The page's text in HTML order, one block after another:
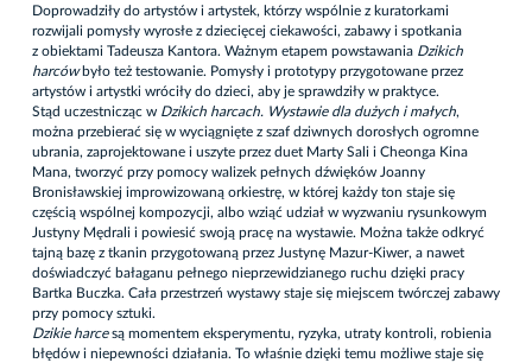
Doprowadziły do artystów i artystek, którzy wspólnie z kuratorkami
rozwijali pomysły wyrosłe z dziecięcej ciekawości, zabawy i spotkania
z obiektami Tadeusza Kantora. Ważnym etapem powstawania Dzikich
harcówbyło też testowanie. Pomysły i prototypy przygotowane przez
artystów i artystki wróciły do dzieci, aby je sprawdziły w praktyce.
Stąd uczestnicząc w Dzikich harcach. Wystawie dla dużych i małych,
można przebierać się w wyciągnięte z szaf dziwnych dorosłych ogromne
ubrania, zaprojektowane i uszyte przez duet Marty Sali i Cheonga Kina
Mana, tworzyć przy pomocy walizek pełnych dźwięków Joanny
Bronisławskiej improwizowaną orkiestrę, w której każdy ton staje się
częścią wspólnej kompozycji, albo wziąć udział w wyzwaniu rysunkowym
Justyny Mędrali i powiesić swoją pracę na wystawie. Można także odkryć
tajną bazę z tkanin przygotowaną przez Justynę Mazur-Kiwer, a nawet
doświadczyć bałaganu pełnego nieprzewidzianego ruchu dzięki pracy
Bartka Buczka. Cała przestrzeń wystawy staje się miejscem twórczej zabawy
przy pomocy sztuki.
Dzikie harcesą momentem eksperymentu, ryzyka, utraty kontroli, robienia
błędów i niepewności działania. To właśnie dzięki temu możliwe staje się